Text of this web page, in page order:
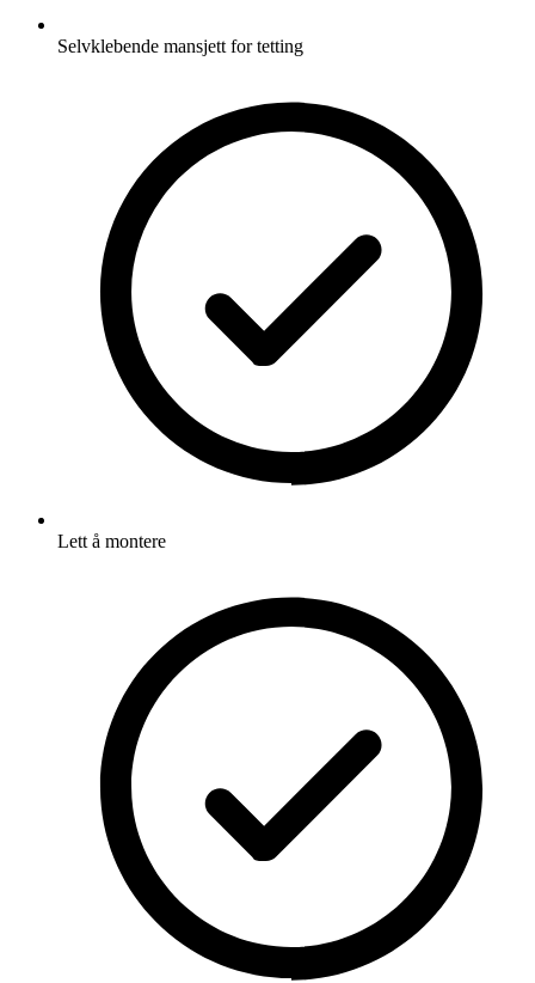
Selvklebende mansjett for tetting
Lett å montere